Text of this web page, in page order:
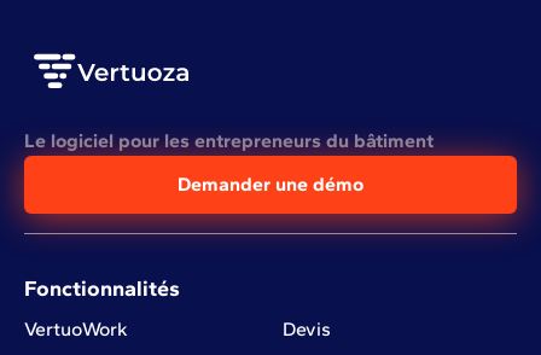
Le logiciel pour les entrepreneurs du bâtiment
Demander une démo
Fonctionnalités
VertuoWork Devis